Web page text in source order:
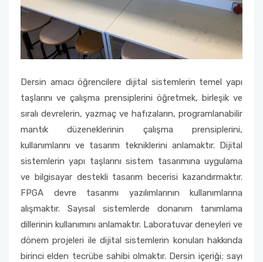
Dersin amacı öğrencilere dijital sistemlerin temel yapı
taşlarını ve çalışma prensiplerini öğretmek, birleşik ve
sıralı devrelerin, yazmaç ve hafızaların, programlanabilir
mantık düzeneklerinin çalışma prensiplerini,
kullanımlarını ve tasarım tekniklerini anlamaktır. Dijital
sistemlerin yapı taşlarını sistem tasarımına uygulama
ve bilgisayar destekli tasarım becerisi kazandırmaktır.
FPGA devre tasarımı yazılımlarının kullanımlarına
alışmaktır. Sayısal sistemlerde donanım tanımlama
dillerinin kullanımını anlamaktır. Laboratuvar deneyleri ve
dönem projeleri ile dijital sistemlerin konuları hakkında
birinci elden tecrübe sahibi olmaktır. Dersin içeriği; sayı